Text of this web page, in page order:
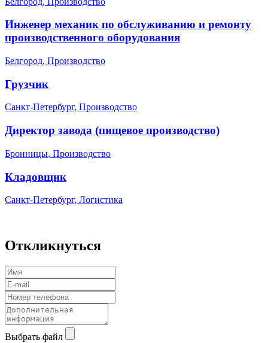
Инженер механик по обслуживанию и ремонту
производственного оборудования
Белгород, Производство
Грузчик
Санкт-Петербург, Производство
Директор завода (пищевое производство)
Бронницы, Производство
Кладовщик
Санкт-Петербург, Логистика
Откликнуться
Выбрать файл